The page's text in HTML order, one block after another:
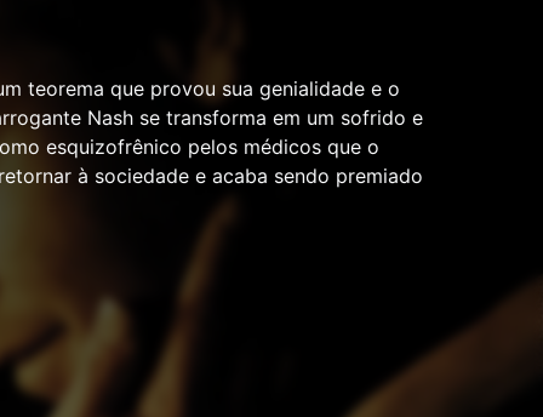
teorema que provou sua genialidade e o
Nash se transforma em um sofrido e
esquizofrênico pelos médicos que o
à sociedade e acaba sendo premiado